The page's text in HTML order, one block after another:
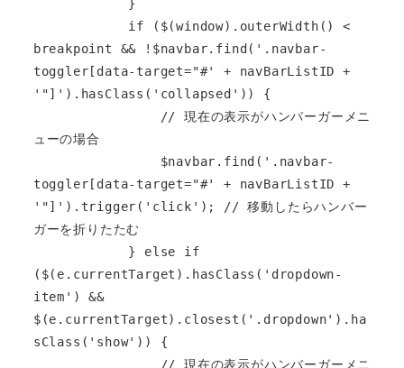
breakpoint && !$navbar.find('.navbar-
toggler[data-target="#' + navBarListID +
'"]').hasClass('collapsed')) {
ューの場合
toggler[data-target="#' + navBarListID +
'"]').trigger('click'); // 移動したらハンバー
ガーを折りたたむ
($(e.currentTarget).hasClass('dropdown-
item') &&
$(e.currentTarget).closest('.dropdown').ha
sClass('show')) {